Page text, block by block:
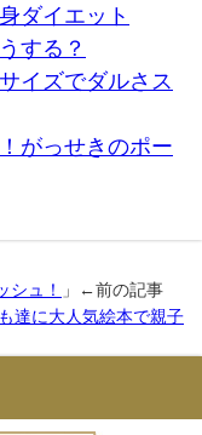
ダイエット
する？
イズでダルさス
がっせきのポー
シュ！
」←前の記事
達に大人気絵本で親子